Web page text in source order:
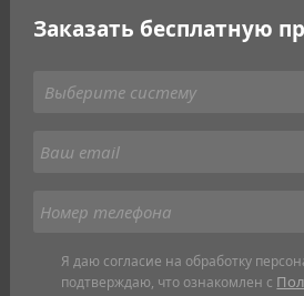
Заказать бесплатную
Я даю согласие на обработку
подтверждаю, что ознакомлен с